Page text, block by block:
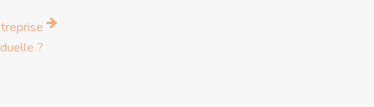
?